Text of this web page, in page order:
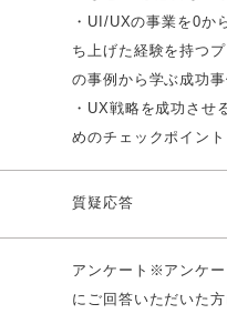
・UI/UXの事業を0か
ち上げた経験を持つプ
の事例から学ぶ成功事
・UX戦略を成功させ
めのチェックポイント
質疑応答
アンケート※アンケー
にご回答いただいた方